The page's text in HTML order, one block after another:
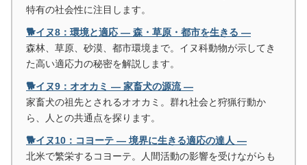
特有の社会性に注目します。
🐕イヌ8：環境と適応 ― 森・草原・都市を生きる ―
森林、草原、砂漠、都市環境まで。イヌ科動物が示してき
た高い適応力の秘密を解説します。
🐕イヌ9：オオカミ ― 家畜犬の源流 ―
家畜犬の祖先とされるオオカミ。群れ社会と狩猟行動か
ら、人との共通点を探ります。
🐕イヌ10：コヨーテ ― 境界に生きる適応の達人 ―
北米で繁栄するコヨーテ。人間活動の影響を受けながらも